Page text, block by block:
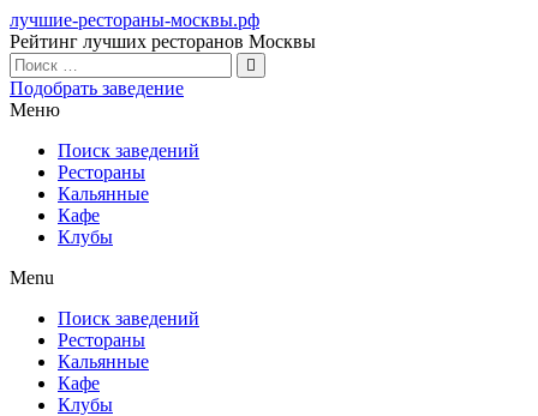
лучшие-рестораны-москвы.рф
Рейтинг лучших ресторанов Москвы
Подобрать заведение
Меню
Поиск заведений
Рестораны
Кальянные
Кафе
Клубы
Menu
Поиск заведений
Рестораны
Кальянные
Кафе
Клубы